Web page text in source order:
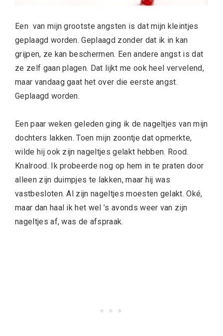
Een van mijn grootste angsten is dat mijn kleintjes
geplaagd worden. Geplaagd zonder dat ik in kan
grijpen, ze kan beschermen. Een andere angst is dat
ze zelf gaan plagen. Dat lijkt me ook heel vervelend,
maar vandaag gaat het over die eerste angst.
Geplaagd worden.
Een paar weken geleden ging ik de nageltjes van mijn
dochters lakken. Toen mijn zoontje dat opmerkte,
wilde hij ook zijn nageltjes gelakt hebben. Rood.
Knalrood. Ik probeerde nog op hem in te praten door
alleen zijn duimpjes te lakken, maar hij was
vastbesloten. Al zijn nageltjes moesten gelakt. Oké,
maar dan haal ik het wel ’s avonds weer van zijn
nageltjes af, was de afspraak.